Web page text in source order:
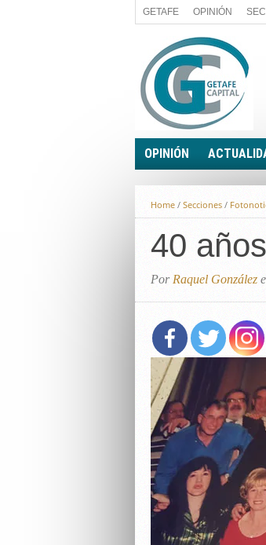
GETAFE OPINIÓN
OPINIÓN
A FIN DE CUENTAS
PALABRA DE CONCEJAL
LA PIEDRA DE SÍSIFO
EL SACAPUNTAS
TODAS LAS BANDERAS
ROTAS
POLÍTICA
ECONOMÍA
SOCIEDAD
BREVES
Home / Secciones /
40
Por Raquel González